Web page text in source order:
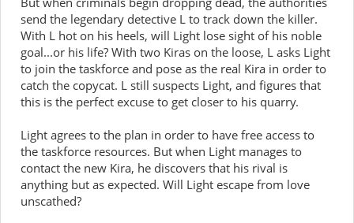
send the legendary detective L to track down the killer.
With L hot on his heels, will Light lose sight of his noble
goal...or his life? With two Kiras on the loose, L asks Light
to join the taskforce and pose as the real Kira in order to
catch the copycat. L still suspects Light, and figures that
this is the perfect excuse to get closer to his quarry.
Light agrees to the plan in order to have free access to
the taskforce resources. But when Light manages to
contact the new Kira, he discovers that his rival is
anything but as expected. Will Light escape from love
unscathed?